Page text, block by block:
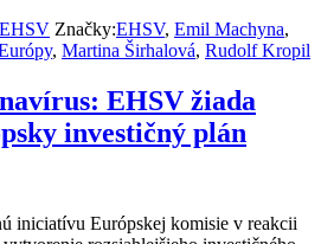
EHSV Značky:EHSV, Emil Machyna,
, Martina Širhalová, Rudolf Kropil
EHSV žiada
investičný plán
iniciatívu Európskej komisie v reakcii